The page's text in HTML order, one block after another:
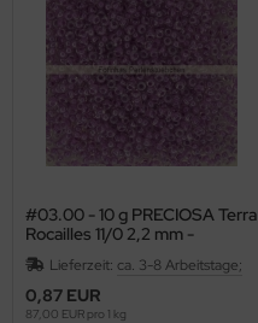
#03.00 - 10 g PRECIOSA Terra
Rocailles 11/0 2,2 mm -
Crystal/Amethyst-Lined
Lieferzeit: ca. 3-8 Arbeitstage;
0,87 EUR
87,00 EUR pro 1 kg